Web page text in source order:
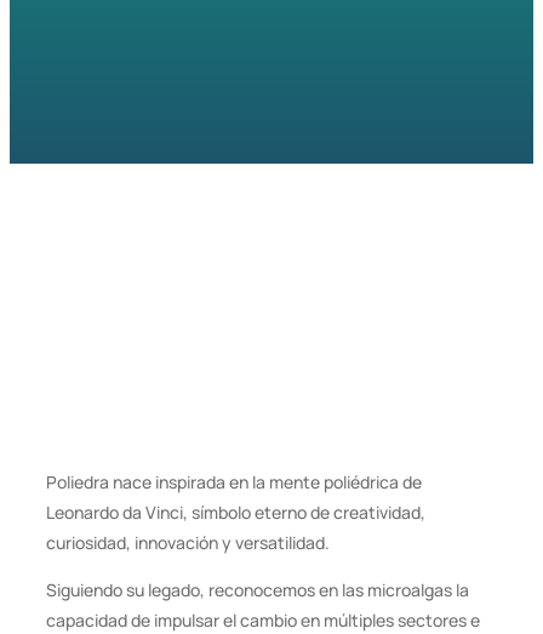
Poliedra nace inspirada en la mente poliédrica de
Leonardo da Vinci, símbolo eterno de creatividad,
curiosidad, innovación y versatilidad.
Siguiendo su legado, reconocemos en las microalgas la
capacidad de impulsar el cambio en múltiples sectores e